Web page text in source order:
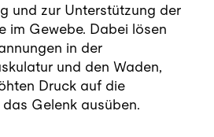
und zur Unterstützung der
im Gewebe. Dabei lösen
in der
und den Waden,
Druck auf die
Gelenk ausüben.